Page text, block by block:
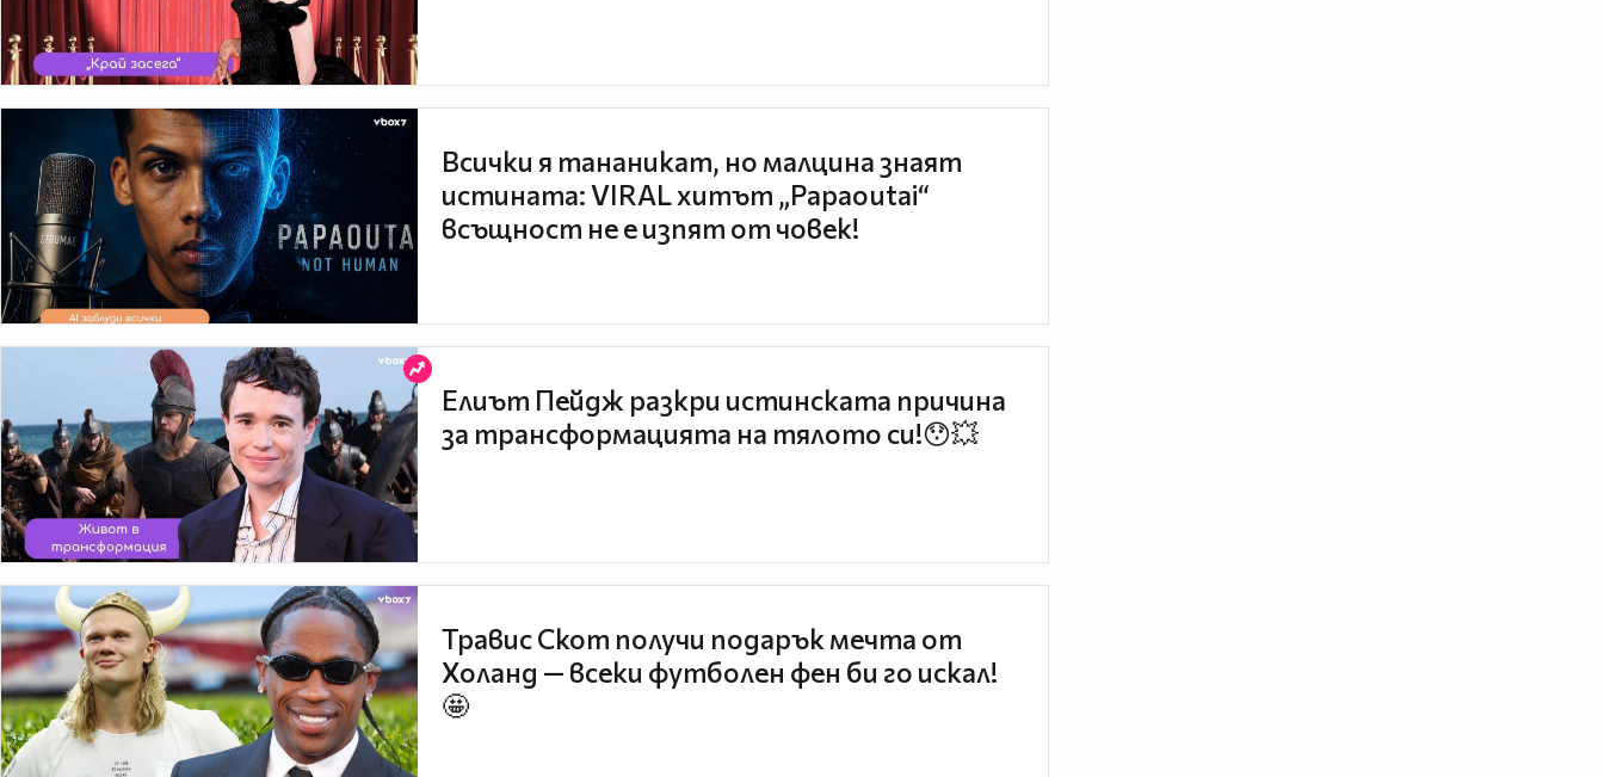
Всички я тананикат, но малцина знаят
истината: VIRAL хитът „Papaoutai“
всъщност не е изпят от човек!
Елиът Пейдж разкри истинската причина
за трансформацията на тялото си!😯💥
Травис Скот получи подарък мечта от
Холанд — всеки футболен фен би го искал!
🤩